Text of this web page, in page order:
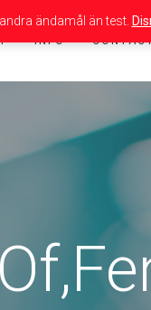
INFO
ändamål än test.